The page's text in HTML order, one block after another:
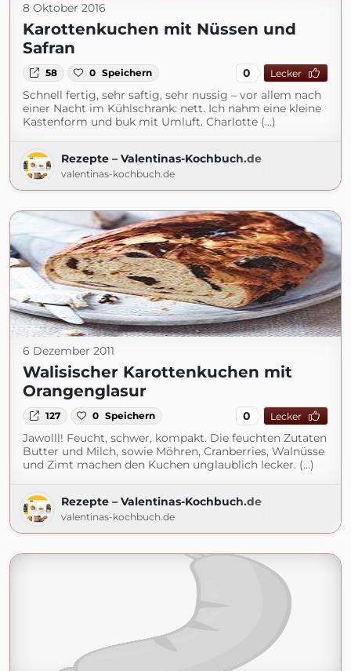
8 Oktober 2016
Karottenkuchen mit Nüssen und
Safran
58 0 Speichern 0 Lecker
Schnell fertig, sehr saftig, sehr nussig – vor allem nach
einer Nacht im Kühlschrank: nett. Ich nahm eine kleine
Kastenform und buk mit Umluft. Charlotte (...)
Rezepte – Valentinas-Kochbuch.de
valentinas-kochbuch.de
6 Dezember 2011
Walisischer Karottenkuchen mit
Orangenglasur
127 0 Speichern 0 Lecker
Jawolll! Feucht, schwer, kompakt. Die feuchten Zutaten
Butter und Milch, sowie Möhren, Cranberries, Walnüsse
und Zimt machen den Kuchen unglaublich lecker. (...)
Rezepte – Valentinas-Kochbuch.de
valentinas-kochbuch.de